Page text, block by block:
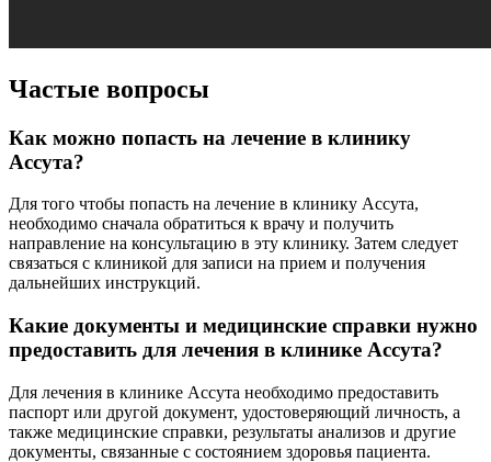
Частые вопросы
Как можно попасть на лечение в клинику
Ассута?
Для того чтобы попасть на лечение в клинику Ассута,
необходимо сначала обратиться к врачу и получить
направление на консультацию в эту клинику. Затем следует
связаться с клиникой для записи на прием и получения
дальнейших инструкций.
Какие документы и медицинские справки нужно
предоставить для лечения в клинике Ассута?
Для лечения в клинике Ассута необходимо предоставить
паспорт или другой документ, удостоверяющий личность, а
также медицинские справки, результаты анализов и другие
документы, связанные с состоянием здоровья пациента.